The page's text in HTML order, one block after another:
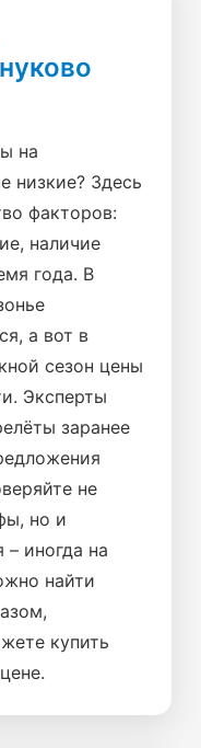
на
низкие? Здесь
факторов:
наличие
года. В
а вот в
сезон цены
Эксперты
заранее
не
но и
иногда на
найти
купить